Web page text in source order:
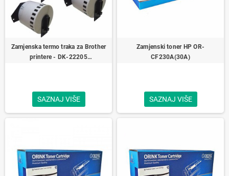
Zamjenska termo traka za Brother
printere - DK‑22205
SAZNAJ VIŠE
Zamjenski toner HP OR-
CF230A(30A)
SAZNAJ VIŠE